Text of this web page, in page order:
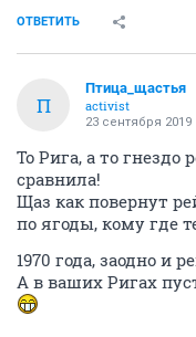
ОТВЕТИТЬ
П
Птица_щастья
activist
23 сентября 2019
То Рига, а то
сравнила!
Щаз как повернут
по ягоды, кому где
1970 года, заодно и
А в ваших Ригах